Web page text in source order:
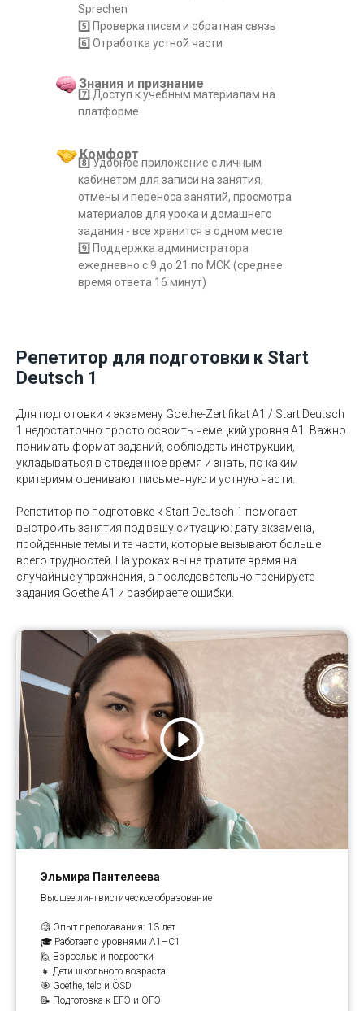
Sprechen
5️⃣ Проверка писем и обратная связь
6️⃣ Отработка устной части
7️⃣ Доступ к учебным материалам на
платформе
8️⃣ Удобное приложение с личным
кабинетом для записи на занятия,
отмены и переноса занятий, просмотра
материалов для урока и домашнего
задания - все хранится в одном месте
9️⃣ Поддержка администратора
ежедневно с 9 до 21 по МСК (среднее
время ответа 16 минут)
Знания и признание
Комфорт
Репетитор для подготовки к Start
Deutsch 1
Для подготовки к экзамену Goethe-Zertifikat A1 / Start Deutsch
1 недостаточно просто освоить немецкий уровня A1. Важно
понимать формат заданий, соблюдать инструкции,
укладываться в отведенное время и знать, по каким
критериям оценивают письменную и устную части.
Репетитор по подготовке к Start Deutsch 1 помогает
выстроить занятия под вашу ситуацию: дату экзамена,
пройденные темы и те части, которые вызывают больше
всего трудностей. На уроках вы не тратите время на
случайные упражнения, а последовательно тренируете
задания Goethe A1 и разбираете ошибки.
Эльмира Пантелеева
Высшее лингвистическое образование
🧐 Опыт преподавания: 13 лет
🎓 Работает с уровнями A1–C1
🙋 Взрослые и подростки
👧 Дети школьного возраста
🎯 Goethe, telc и ÖSD
📝 Подготовка к ЕГЭ и ОГЭ